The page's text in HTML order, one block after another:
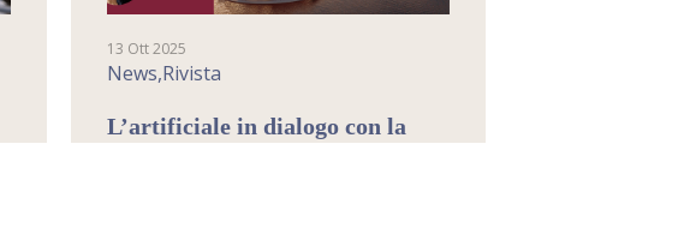
13 Ott 2025
News,Rivista
L’artificiale in dialogo con la